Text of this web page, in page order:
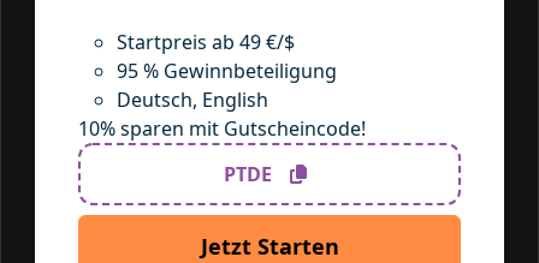
Startpreis ab 49 €/$
95 % Gewinnbeteiligung
Deutsch, English
10% sparen mit Gutscheincode!
PTDE
Jetzt Starten